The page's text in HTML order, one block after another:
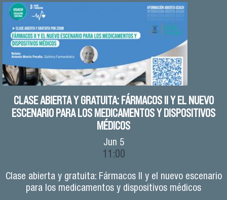
CLASE ABIERTA Y GRATUITA: FÁRMACOS II Y EL NUEVO
ESCENARIO PARA LOS MEDICAMENTOS Y DISPOSITIVOS
MÉDICOS
Jun 5
11:00
Clase abierta y gratuita: Fármacos II y el nuevo escenario
para los medicamentos y dispositivos médicos